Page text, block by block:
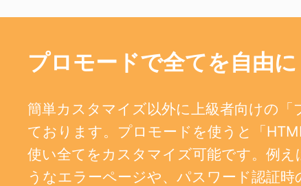
プロモードで全てを自由に
簡単カスタマイズ以外に上級者向けの「
ております。プロモードを使うと「
使い全てをカスタマイズ可能です。例
うなエラーページや、パスワード認証